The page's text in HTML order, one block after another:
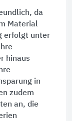
da
Material
erfolgt unter
hinaus
in
zudem
an, die